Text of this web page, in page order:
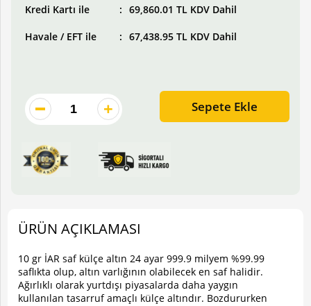
Kredi Kartı ile 69,860.01 TL KDV Dahil
Havale / EFT ile 67,438.95 TL KDV Dahil
Sepete Ekle
ÜRÜN AÇIKLAMASI
10 gr İAR saf külçe altın 24 ayar 999.9 milyem %99.99
saflıkta olup, altın varlığının olabilecek en saf halidir.
Ağırlıklı olarak yurtdışı piyasalarda daha yaygın
kullanılan tasarruf amaçlı külçe altındır. Bozdururken